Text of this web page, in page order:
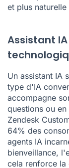
et plus naturelle
Assistant
Un assistant IA
type d'IA
accompagne
questions ou
Zendesk
64% des
agents IA
bienveillance,
cela renforce la